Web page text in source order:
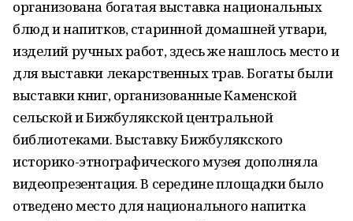
организована богатая выставка национальных
блюд и напитков, старинной домашней утвари,
изделий ручных работ, здесь же нашлось место и
для выставки лекарственных трав. Богаты были
выставки книг, организованные Каменской
сельской и Бижбулякской центральной
библиотеками. Выставку Бижбулякского
историко-этнографического музея дополняла
видеопрезентация. В середине площадки было
отведено место для национального напитка